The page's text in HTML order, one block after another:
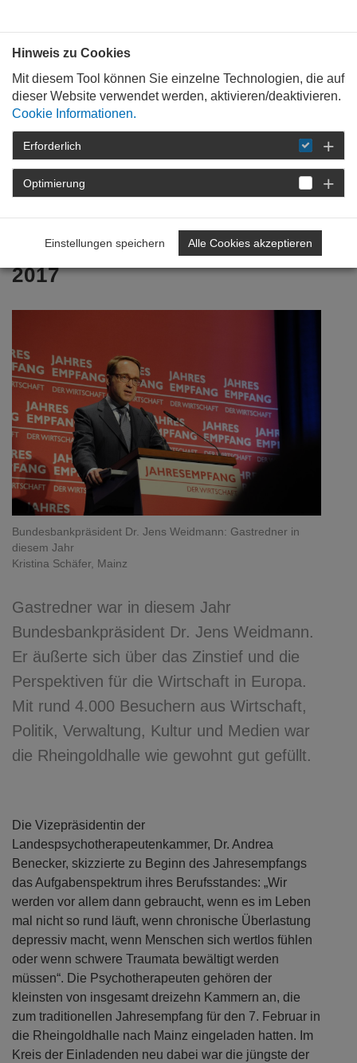
STARTSEITE
FORTBILDUNG
DETAIL
Jahresempfang der Kammern
2017
Bundesbankpräsident Dr. Jens Weidmann: Gastredner in
diesem Jahr
Kristina Schäfer, Mainz
Gastredner war in diesem Jahr
Bundesbankpräsident Dr. Jens Weidmann.
Er äußerte sich über das Zinstief und die
Perspektiven für die Wirtschaft in Europa.
Mit rund 4.000 Besuchern aus Wirtschaft,
Politik, Verwaltung, Kultur und Medien war
die Rheingoldhalle wie gewohnt gut gefüllt.
Die Vizepräsidentin der
Landespsychotherapeutenkammer, Dr. Andrea
Benecker, skizzierte zu Beginn des Jahresempfangs
das Aufgabenspektrum ihres Berufsstandes: „Wir
werden vor allem dann gebraucht, wenn es im Leben
mal nicht so rund läuft, wenn chronische Überlastung
depressiv macht, wenn Menschen sich wertlos fühlen
oder wenn schwere Traumata bewältigt werden
müssen“. Die Psychotherapeuten gehören der
kleinsten von insgesamt dreizehn Kammern an, die
zum traditionellen Jahresempfang für den 7. Februar in
die Rheingoldhalle nach Mainz eingeladen hatten. Im
Kreis der Einladenden neu dabei war die jüngste der
Hinweis zu Cookies
Mit diesem Tool können Sie einzelne Technologien, die auf
dieser Website verwendet werden, aktivieren/deaktivieren.
Cookie Informationen.
Erforderlich
Optimierung
Einstellungen speichern Alle Cookies akzeptieren